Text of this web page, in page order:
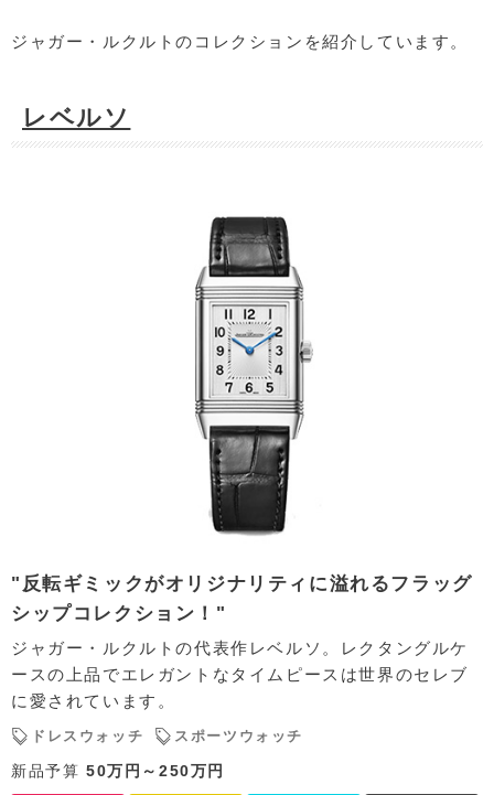
ジャガー・ルクルトのコレクションを紹介しています。
レベルソ
"反転ギミックがオリジナリティに溢れるフラッグ
シップコレクション！"
ジャガー・ルクルトの代表作レベルソ。レクタングルケ
ースの上品でエレガントなタイムピースは世界のセレブ
に愛されています。
ドレスウォッチ スポーツウォッチ
新品予算 50万円～250万円